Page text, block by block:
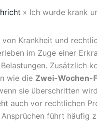
Ich wurde krank
von Krankheit und
im Zuge einer
Zusätzlich
wie die Zwei-Wochen-
sie überschritten
auch vor rechtlichen
führt häufig